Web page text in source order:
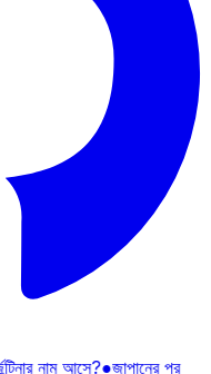
নাম আসে?●জাপানের পর